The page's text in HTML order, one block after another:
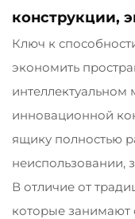
конструкции,
Ключ к
экономить
инновационной
ящику полностью
неиспользовании,
В отличие от
которые занимают